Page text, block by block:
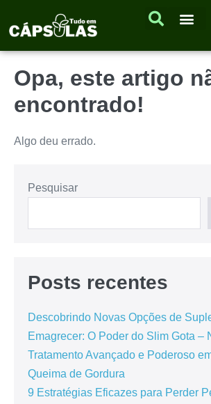
Opa, este artigo
encontrado!
Algo deu errado.
Pesquisar
Posts recentes
Descobrindo Novas Opções de
Emagrecer: O Poder do Slim Gota –
Tratamento Avançado e Poderoso
Queima de Gordura
9 Estratégias Eficazes para Perder